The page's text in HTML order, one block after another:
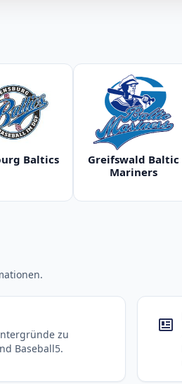
Baltics
Greifswald Baltic
Mariners
zu
Baseball5.